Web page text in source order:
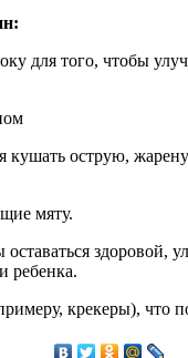
для того, чтобы
кушать острую,
мяту.
здоровой,
ребенка.
крекеры), что